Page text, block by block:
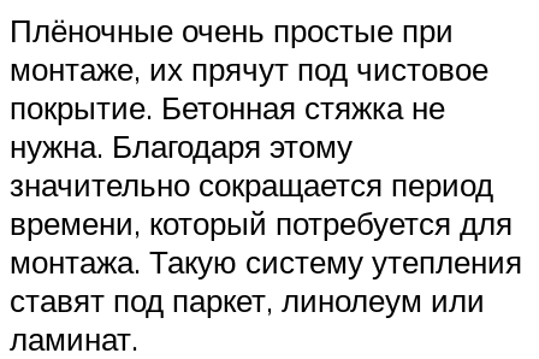
Плёночные очень простые при
монтаже, их прячут под чистовое
покрытие. Бетонная стяжка не
нужна. Благодаря этому
значительно сокращается период
времени, который потребуется для
монтажа. Такую систему утепления
ставят под паркет, линолеум или
ламинат.